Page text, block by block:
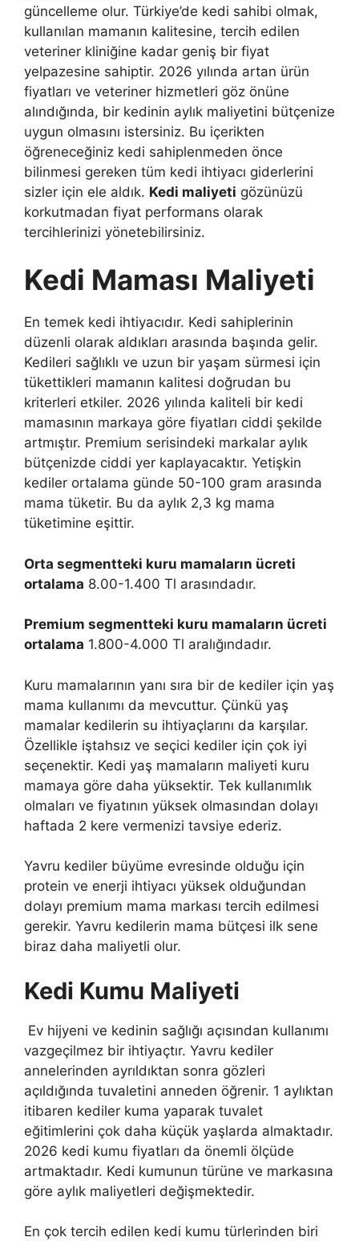
güncelleme olur. Türkiye’de kedi sahibi olmak,
kullanılan mamanın kalitesine, tercih edilen
veteriner kliniğine kadar geniş bir fiyat
yelpazesine sahiptir. 2026 yılında artan ürün
fiyatları ve veteriner hizmetleri göz önüne
alındığında, bir kedinin aylık maliyetini bütçenize
uygun olmasını istersiniz. Bu içerikten
öğreneceğiniz kedi sahiplenmeden önce
bilinmesi gereken tüm kedi ihtiyacı giderlerini
sizler için ele aldık. Kedi maliyeti gözünüzü
korkutmadan fiyat performans olarak
tercihlerinizi yönetebilirsiniz.
Kedi Maması Maliyeti
En temek kedi ihtiyacıdır. Kedi sahiplerinin
düzenli olarak aldıkları arasında başında gelir.
Kedileri sağlıklı ve uzun bir yaşam sürmesi için
tükettikleri mamanın kalitesi doğrudan bu
kriterleri etkiler. 2026 yılında kaliteli bir kedi
mamasının markaya göre fiyatları ciddi şekilde
artmıştır. Premium serisindeki markalar aylık
bütçenizde ciddi yer kaplayacaktır. Yetişkin
kediler ortalama günde 50-100 gram arasında
mama tüketir. Bu da aylık 2,3 kg mama
tüketimine eşittir.
Orta segmentteki kuru mamaların ücreti
ortalama 8.00-1.400 Tl arasındadır.
Premium segmentteki kuru mamaların ücreti
ortalama 1.800-4.000 Tl aralığındadır.
Kuru mamalarının yanı sıra bir de kediler için yaş
mama kullanımı da mevcuttur. Çünkü yaş
mamalar kedilerin su ihtiyaçlarını da karşılar.
Özellikle iştahsız ve seçici kediler için çok iyi
seçenektir. Kedi yaş mamaların maliyeti kuru
mamaya göre daha yüksektir. Tek kullanımlık
olmaları ve fiyatının yüksek olmasından dolayı
haftada 2 kere vermenizi tavsiye ederiz.
Yavru kediler büyüme evresinde olduğu için
protein ve enerji ihtiyacı yüksek olduğundan
dolayı premium mama markası tercih edilmesi
gerekir. Yavru kedilerin mama bütçesi ilk sene
biraz daha maliyetli olur.
Kedi Kumu Maliyeti
Ev hijyeni ve kedinin sağlığı açısından kullanımı
vazgeçilmez bir ihtiyaçtır. Yavru kediler
annelerinden ayrıldıktan sonra gözleri
açıldığında tuvaletini anneden öğrenir. 1 aylıktan
itibaren kediler kuma yaparak tuvalet
eğitimlerini çok daha küçük yaşlarda almaktadır.
2026 kedi kumu fiyatları da önemli ölçüde
artmaktadır. Kedi kumunun türüne ve markasına
göre aylık maliyetleri değişmektedir.
En çok tercih edilen kedi kumu türlerinden biri